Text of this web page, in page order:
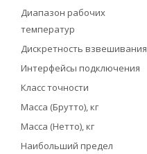
Диапазон рабочих
температур
Дискретность взвешивания
Интерфейсы подключения
Класс точности
Масса (Брутто), кг
Масса (Нетто), кг
Наибольший предел